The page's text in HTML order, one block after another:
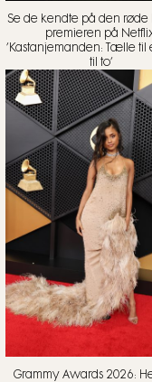
Se de kendte på den røde
premieren på
’Kastanjemanden: Tælle
til to’
Grammy Awards 2026: